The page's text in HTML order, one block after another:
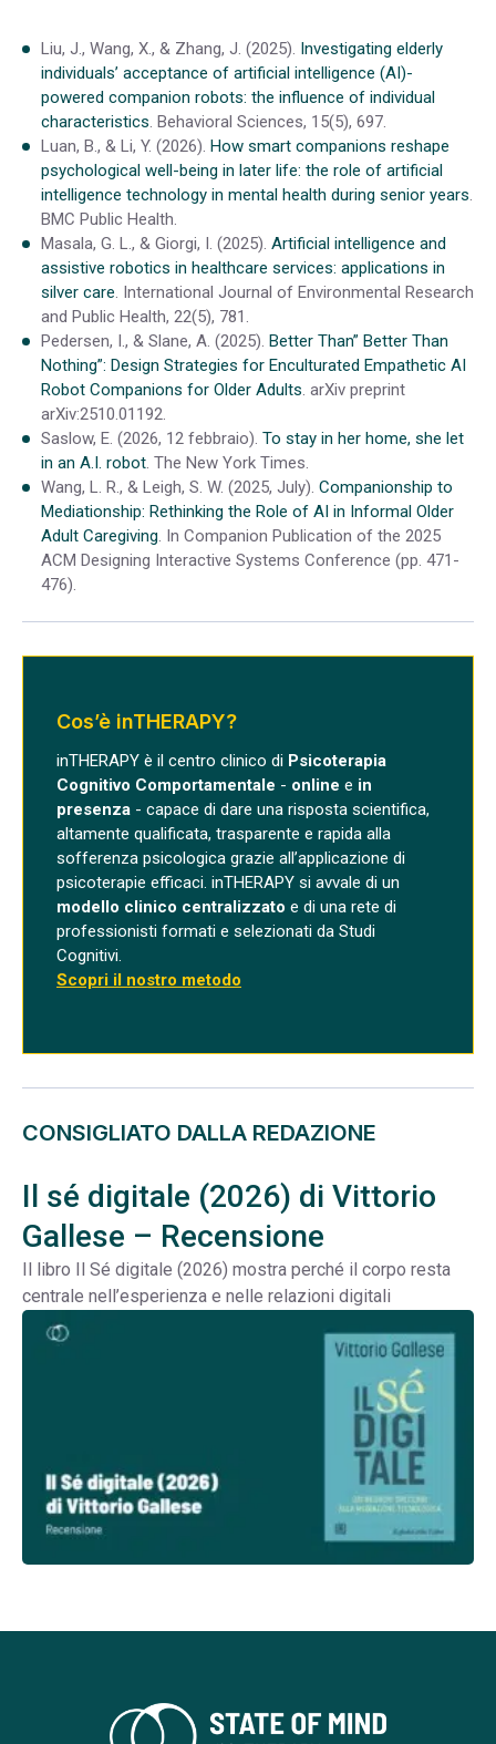
Liu, J., Wang, X., & Zhang, J. (2025). Investigating elderly
individuals’ acceptance of artificial intelligence (AI)-
powered companion robots: the influence of individual
characteristics. Behavioral Sciences, 15(5), 697.
Luan, B., & Li, Y. (2026). How smart companions reshape
psychological well-being in later life: the role of artificial
intelligence technology in mental health during senior years.
BMC Public Health.
Masala, G. L., & Giorgi, I. (2025). Artificial intelligence and
assistive robotics in healthcare services: applications in
silver care. International Journal of Environmental Research
and Public Health, 22(5), 781.
Pedersen, I., & Slane, A. (2025). Better Than” Better Than
Nothing”: Design Strategies for Enculturated Empathetic AI
Robot Companions for Older Adults. arXiv preprint
arXiv:2510.01192.
Saslow, E. (2026, 12 febbraio). To stay in her home, she let
in an A.I. robot. The New York Times.
Wang, L. R., & Leigh, S. W. (2025, July). Companionship to
Mediationship: Rethinking the Role of AI in Informal Older
Adult Caregiving. In Companion Publication of the 2025
ACM Designing Interactive Systems Conference (pp. 471-
476).
Cos’è inTHERAPY?
inTHERAPY è il centro clinico di Psicoterapia
Cognitivo Comportamentale - online e in
presenza - capace di dare una risposta scientifica,
altamente qualificata, trasparente e rapida alla
sofferenza psicologica grazie all’applicazione di
psicoterapie efficaci. inTHERAPY si avvale di un
modello clinico centralizzato e di una rete di
professionisti formati e selezionati da Studi
Cognitivi.
Scopri il nostro metodo
CONSIGLIATO DALLA REDAZIONE
Il sé digitale (2026) di Vittorio
Gallese – Recensione
Il libro Il Sé digitale (2026) mostra perché il corpo resta
centrale nell’esperienza e nelle relazioni digitali